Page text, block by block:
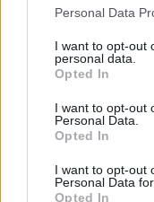
Personal Data
I want to opt-out
personal data.
Opted In
I want to opt-out
Personal Data.
Opted In
I want to opt-out
Personal Data
Opted In